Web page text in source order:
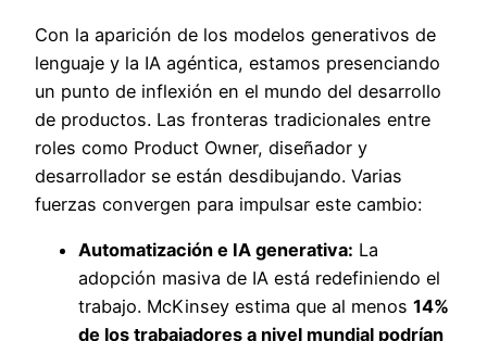
Con la aparición de los modelos generativos de
lenguaje y la IA agéntica, estamos presenciando
un punto de inflexión en el mundo del desarrollo
de productos. Las fronteras tradicionales entre
roles como Product Owner, diseñador y
desarrollador se están desdibujando. Varias
fuerzas convergen para impulsar este cambio:
Automatización e IA generativa: La
adopción masiva de IA está redefiniendo el
trabajo. McKinsey estima que al menos 14%
de los trabajadores a nivel mundial podrían